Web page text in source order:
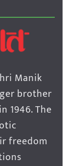
Manik
brother
1946. The
freedom